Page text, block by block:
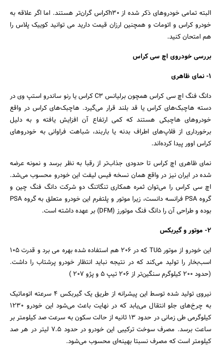
البته تمامی خودروهای ذکر شده از h30کراس گران‌تر هستند. اما اگر علاقه به
خودرو کراس و اتومات و همچنین ارزان قیمت دارید می توانید کوییک پلاس را
هم امتحان کنید.
بررسی خودروی اچ سی کراس
1- نمای ظاهری
دانگ فنگ اچ سی کراس همچون برلیانس C3 کراس یا رنو ساندرو استپ وی در
دسته هاچبک‌های کراس یا قد بلند قرار می‌گیرد. هاچبک‌های کراس در واقع
خودروهای هاچبکی هستند که کمی ارتفاع آن افزایش یافته و به دلیل
برخورداری از فلاپ‌های اطراف بدنه یا باربند، شباهت فراوانی به خودروهای
کراس اوور پیدا کرده‌اند.
نمای ظاهری اچ کراس تا حدودی جذاب‌تر از رقبا به نظر برسد و نمونه عرضه
شده در ایران نیز در واقع همان نسخه فیس لیفت این خودرو محسوب می‌شد.
اچ سی کراس را می‌توان ثمره همکاری تنگاتنگ دو شرکت دانگ فنگ چین و
گروه PSA فرانسه دانست، زیرا موتور و پلتفرم این خودرو متعلق به گروه PSA
بوده و طراحی آن را دانگ فنگ موتورز (DFM) بر عهده داشته است.
2- موتور و گیربکس
این خودرو از موتور TU5 که در 206 هم استفاده شده بهره می برد و قدرت 105
اسب‌بخار را تولید می‌کند که در نتیجه نباید انتظار خودرو پرشتاب را داشت.
(حدود ۲۰۰ کیلوگرم سنگین‌تر از ۲۰۶ تیپ ۵ و پژو 207 )
نیروی تولید شده توسط این پیشرانه از طریق یک گیربکس 4 سرعته اتوماتیک
به چرخ‌های جلو انتقال می‌یابد که در نهایت باعث می‌شود این خودرو 1230
کیلوگرمی طی زمانی در حدود 13 ثانیه از حالت سکون به سرعت صد کیلومتر بر
ساعت برسد. مصرف سوخت ترکیبی این خودرو در حدود 7.5 لیتر در هر صد
کیلومتر است که مصرف نسبتا بهینه‌ای محسوب می‌شود.